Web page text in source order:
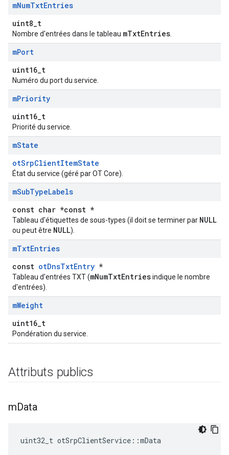
mNumTxtEntries
uint8_t
Nombre d'entrées dans le tableau mTxtEntries
mPort
uint16_t
Numéro du port du service.
mPriority
uint16_t
Priorité du service.
mState
otSrpClientItemState
État du service (géré par OT Core).
mSubTypeLabels
const char *const *
Tableau d'étiquettes de sous-types (il doit se terminer par NULL
ou peut être NULL).
mTxtEntries
const otDnsTxtEntry *
Tableau d'entrées TXT (mNumTxtEntriesindique le nombre
d'entrées).
mWeight
uint16_t
Pondération du service.
Attributs publics
mData
uint32_t otSrpClientService ::mData